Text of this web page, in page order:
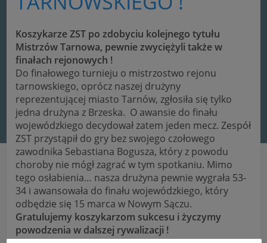
Koszykarze ZST po zdobyciu kolejnego tytułu
Mistrzów Tarnowa, pewnie zwyciężyli także w
finałach rejonowych !
Do finałowego turnieju o mistrzostwo rejonu
tarnowskiego, oprócz naszej drużyny
reprezentującej miasto Tarnów, zgłosiła się tylko
jedna drużyna z Brzeska. O awansie do finału
wojewódzkiego decydował zatem jeden mecz. Zespół
ZST przystąpił do gry bez swojego czołowego
zawodnika Sebastiana Bogusza, który z powodu
choroby nie mógł zagrać w tym spotkaniu. Mimo
tego osłabienia… nasza drużyna pewnie wygrała 53-
34 i awansowała do finału wojewódzkiego, który
odbędzie się 15 marca w Nowym Sączu.
Gratulujemy koszykarzom sukcesu i życzymy
powodzenia w dalszej rywalizacji !